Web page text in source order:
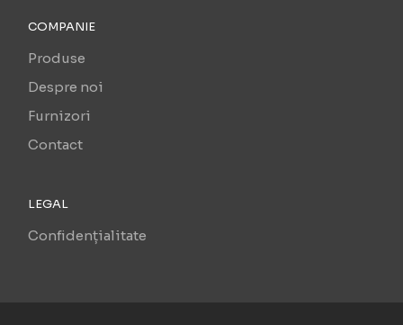
COMPANIE
Produse
Despre noi
Furnizori
Contact
LEGAL
Confidențialitate